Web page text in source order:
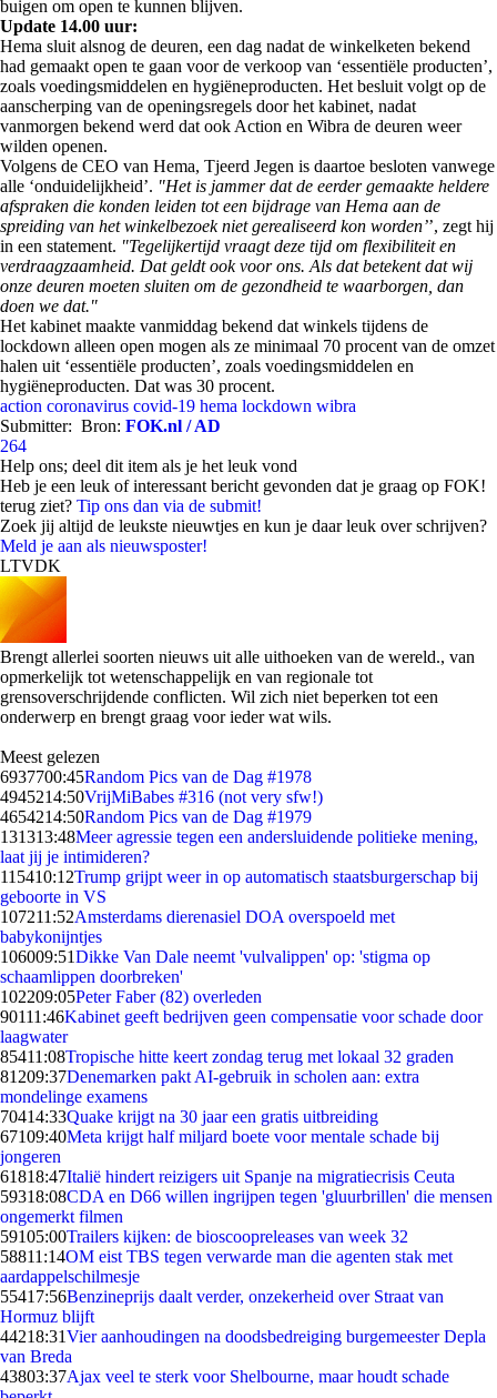
buigen om open te kunnen blijven.
Update 14.00 uur:
Hema sluit alsnog de deuren, een dag nadat de winkelketen bekend
had gemaakt open te gaan voor de verkoop van ‘essentiële producten’,
zoals voedingsmiddelen en hygiëneproducten. Het besluit volgt op de
aanscherping van de openingsregels door het kabinet, nadat
vanmorgen bekend werd dat ook Action en Wibra de deuren weer
wilden openen.
Volgens de CEO van Hema, Tjeerd Jegen is daartoe besloten vanwege
alle ‘onduidelijkheid’. "Het is jammer dat de eerder gemaakte heldere
afspraken die konden leiden tot een bijdrage van Hema aan de
spreiding van het winkelbezoek niet gerealiseerd kon worden’’, zegt hij
in een statement. "Tegelijkertijd vraagt deze tijd om flexibiliteit en
verdraagzaamheid. Dat geldt ook voor ons. Als dat betekent dat wij
onze deuren moeten sluiten om de gezondheid te waarborgen, dan
doen we dat."
Het kabinet maakte vanmiddag bekend dat winkels tijdens de
lockdown alleen open mogen als ze minimaal 70 procent van de omzet
halen uit ‘essentiële producten’, zoals voedingsmiddelen en
hygiëneproducten. Dat was 30 procent.
action coronavirus covid-19 hema lockdown wibra
Submitter: Bron: FOK.nl / AD
264
Help ons; deel dit item als je het leuk vond
Heb je een leuk of interessant bericht gevonden dat je graag op FOK!
terug ziet? Tip ons dan via de submit!
Zoek jij altijd de leukste nieuwtjes en kun je daar leuk over schrijven?
Meld je aan als nieuwsposter!
LTVDK
Brengt allerlei soorten nieuws uit alle uithoeken van de wereld., van
opmerkelijk tot wetenschappelijk en van regionale tot
grensoverschrijdende conflicten. Wil zich niet beperken tot een
onderwerp en brengt graag voor ieder wat wils.
Meest gelezen
6937700:45Random Pics van de Dag #1978
4945214:50VrijMiBabes #316 (not very sfw!)
4654214:50Random Pics van de Dag #1979
131313:48Meer agressie tegen een andersluidende politieke mening,
laat jij je intimideren?
115410:12Trump grijpt weer in op automatisch staatsburgerschap bij
geboorte in VS
107211:52Amsterdams dierenasiel DOA overspoeld met
babykonijntjes
106009:51Dikke Van Dale neemt 'vulvalippen' op: 'stigma op
schaamlippen doorbreken'
102209:05Peter Faber (82) overleden
90111:46Kabinet geeft bedrijven geen compensatie voor schade door
laagwater
85411:08Tropische hitte keert zondag terug met lokaal 32 graden
81209:37Denemarken pakt AI-gebruik in scholen aan: extra
mondelinge examens
70414:33Quake krijgt na 30 jaar een gratis uitbreiding
67109:40Meta krijgt half miljard boete voor mentale schade bij
jongeren
61818:47Italië hindert reizigers uit Spanje na migratiecrisis Ceuta
59318:08CDA en D66 willen ingrijpen tegen 'gluurbrillen' die mensen
ongemerkt filmen
59105:00Trailers kijken: de bioscoopreleases van week 32
58811:14OM eist TBS tegen verwarde man die agenten stak met
aardappelschilmesje
55417:56Benzineprijs daalt verder, onzekerheid over Straat van
Hormuz blijft
44218:31Vier aanhoudingen na doodsbedreiging burgemeester Depla
van Breda
43803:37Ajax veel te sterk voor Shelbourne, maar houdt schade